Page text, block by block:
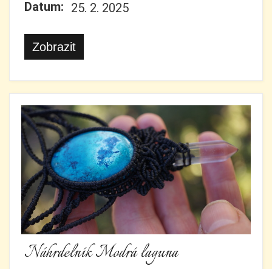
Datum: 25. 2. 2025
Zobrazit
Náhrdelník Modrá laguna